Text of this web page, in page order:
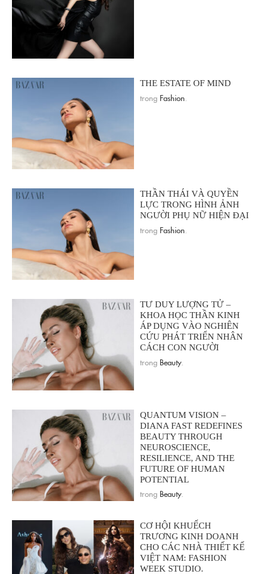
THE ESTATE OF MIND
trong Fashion
THẦN THÁI VÀ QUYỀN
LỰC TRONG HÌNH ẢNH
NGƯỜI PHỤ NỮ HIỆN ĐẠI
trong Fashion
TƯ DUY LƯỢNG TỬ –
KHOA HỌC THẦN KINH
ÁP DỤNG VÀO NGHIÊN
CỨU PHÁT TRIỂN NHÂN
CÁCH CON NGƯỜI
trong Beauty.
QUANTUM VISION –
DIANA FAST REDEFINES
BEAUTY THROUGH
NEUROSCIENCE,
RESILIENCE, AND THE
FUTURE OF HUMAN
POTENTIAL
trong Beauty.
CƠ HỘI KHUẾCH
TRƯƠNG KINH DOANH
CHO CÁC NHÀ THIẾT KẾ
VIỆT NAM: FASHION
WEEK STUDIO.